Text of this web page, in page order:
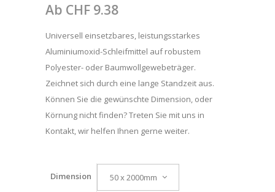
Ab CHF 9.38
Universell einsetzbares, leistungsstarkes
Aluminiumoxid-Schleifmittel auf robustem
Polyester- oder Baumwollgewebeträger.
Zeichnet sich durch eine lange Standzeit aus.
Können Sie die gewünschte Dimension, oder
Körnung nicht finden? Treten Sie mit uns in
Kontakt, wir helfen Ihnen gerne weiter.
Dimension 50 x 2000mm